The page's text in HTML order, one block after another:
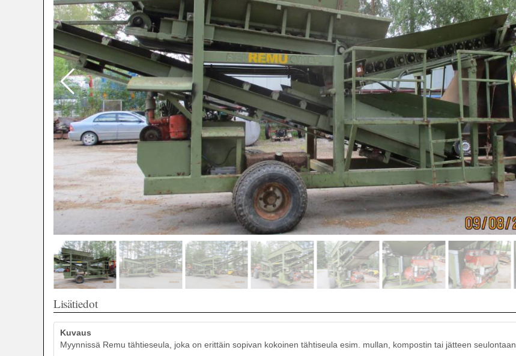
Lisätiedot
Kuvaus
Myynnissä Remu tähtieseula, joka on erittäin sopivan kokoinen tähtiseula esim. mullan, kompostin tai jätteen seulontaan.